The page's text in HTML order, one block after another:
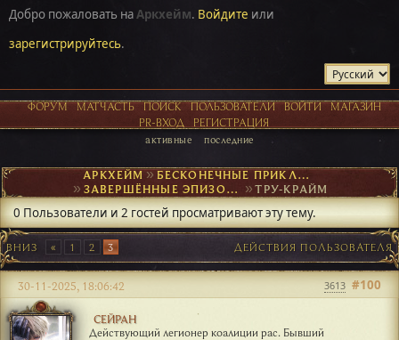
Добро пожаловать наАркхейм. Войдите или
зарегистрируйтесь.
ФОРУМ МАТЧАСТЬ ПОИСК ПОЛЬЗОВАТЕЛИ ВОЙТИ
МАГАЗИН
PR-ВХОД
РЕГИСТРАЦИЯ
активные последние
АРКХЕЙМ► БЕСКОНЕЧНЫЕ ПРИКЛЮЧЕНИЯ
► ЗАВЕРШЁННЫЕ ЭПИЗОДЫ ►ТРУ-КРАЙМ
0 Пользователи и 2 гостей просматривают эту тему.
ВНИЗ 1 2 3 ДЕЙСТВИЯ ПОЛЬЗОВАТЕЛЯ
СЕЙРАН
Действующий легионер коалиции рас. Бывший
#100
30-11-2025, 18:06:42 3613